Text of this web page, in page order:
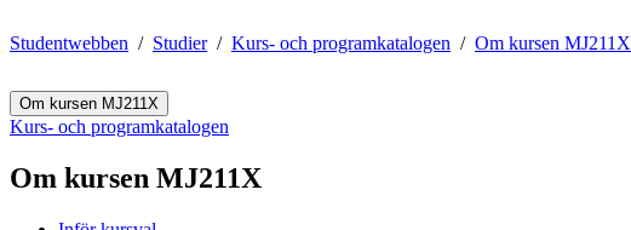
Studentwebben Studier Kurs- och programkatalogen Om kursen MJ211X
Om kursen MJ211X
Kurs- och programkatalogen
Om kursen MJ211X